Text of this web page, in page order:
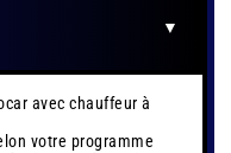
avec chauffeur à
votre programme